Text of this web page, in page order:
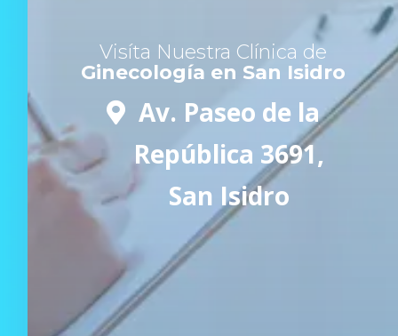
Visíta Nuestra Clínica de
Ginecología en San Isidro
Av. Paseo de la
República 3691,
San Isidro